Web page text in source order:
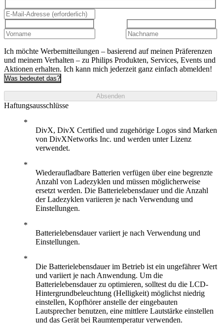
Ich möchte Werbemitteilungen – basierend auf meinen Präferenzen
und meinem Verhalten – zu Philips Produkten, Services, Events und
Aktionen erhalten. Ich kann mich jederzeit ganz einfach abmelden!
Was bedeutet das?
Absenden
Haftungsausschlüsse
DivX, DivX Certified und zugehörige Logos sind Marken
von DivXNetworks Inc. und werden unter Lizenz
verwendet.
Wiederaufladbare Batterien verfügen über eine begrenzte
Anzahl von Ladezyklen und müssen möglicherweise
ersetzt werden. Die Batterielebensdauer und die Anzahl
der Ladezyklen variieren je nach Verwendung und
Einstellungen.
Batterielebensdauer variiert je nach Verwendung und
Einstellungen.
Die Batterielebensdauer im Betrieb ist ein ungefährer Wert
und variiert je nach Anwendung. Um die
Batterielebensdauer zu optimieren, solltest du die LCD-
Hintergrundbeleuchtung (Helligkeit) möglichst niedrig
einstellen, Kopfhörer anstelle der eingebauten
Lautsprecher benutzen, eine mittlere Lautstärke einstellen
und das Gerät bei Raumtemperatur verwenden.